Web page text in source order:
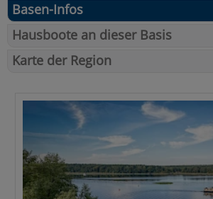
Basen-Infos
Hausboote an dieser Basis
Karte der Region